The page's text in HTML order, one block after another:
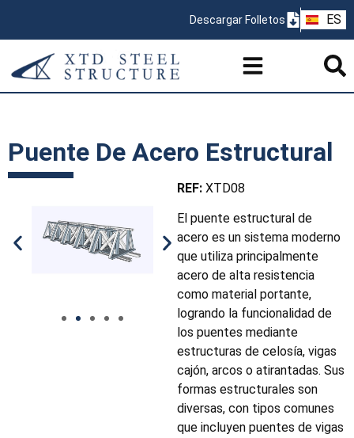
Descargar Folletos ES
PT
Puente De Acero Estructural
REF: XTD08
El puente estructural de
acero es un sistema moderno
que utiliza principalmente
acero de alta resistencia
como material portante,
logrando la funcionalidad de
los puentes mediante
estructuras de celosía, vigas
cajón, arcos o atirantadas. Sus
formas estructurales son
diversas, con tipos comunes
que incluyen puentes de vigas